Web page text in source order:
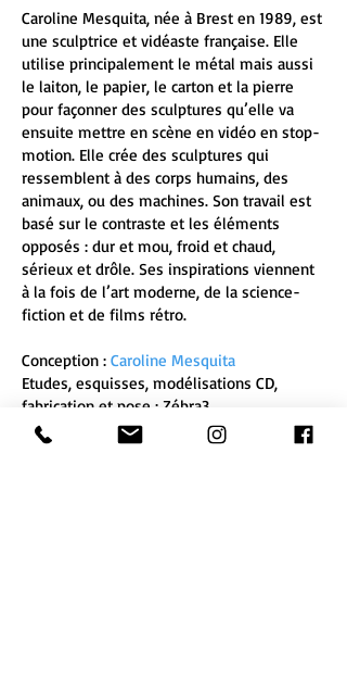
Caroline Mesquita, née à Brest en 1989, est
une sculptrice et vidéaste française. Elle
utilise principalement le métal mais aussi
le laiton, le papier, le carton et la pierre
pour façonner des sculptures qu’elle va
ensuite mettre en scène en vidéo en stop-
motion. Elle crée des sculptures qui
ressemblent à des corps humains, des
animaux, ou des machines. Son travail est
basé sur le contraste et les éléments
opposés : dur et mou, froid et chaud,
sérieux et drôle. Ses inspirations viennent
à la fois de l’art moderne, de la science-
fiction et de films rétro.
Conception : Caroline Mesquita
​Etudes, esquisses, modélisations CD,
fabrication et pose : Zébra3
Dimensions : l 5945 x l 1955 x h 4123 mm
Matériaux : poteaux acier inox, traverses et